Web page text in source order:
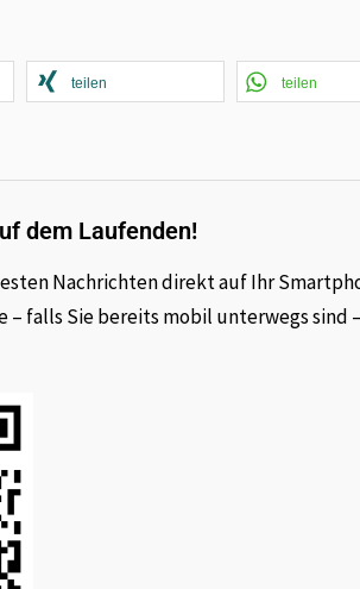
teilen teilen
dem Laufenden!
Nachrichten direkt auf Ihr
– falls Sie bereits mobil unterwegs sind